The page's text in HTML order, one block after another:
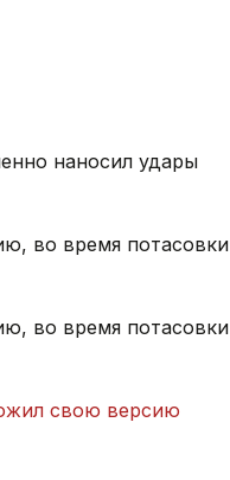
наносил удары
во время потасовки
во время потасовки
свою версию